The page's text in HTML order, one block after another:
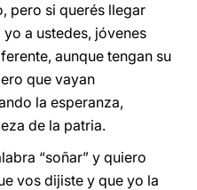
pero si querés llegar
a ustedes, jóvenes
aunque tengan su
que vayan
la esperanza,
de la patria.
“soñar” y quiero
vos dijiste y que yo la